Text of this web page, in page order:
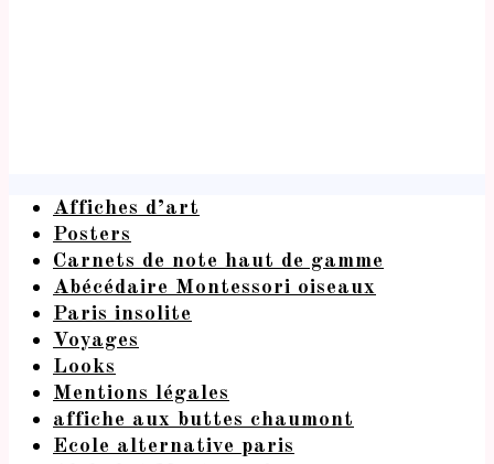
Affiches d’art
Posters
Carnets de note haut de gamme
Abécédaire Montessori oiseaux
Paris insolite
Voyages
Looks
Mentions légales
affiche aux buttes chaumont
Ecole alternative paris